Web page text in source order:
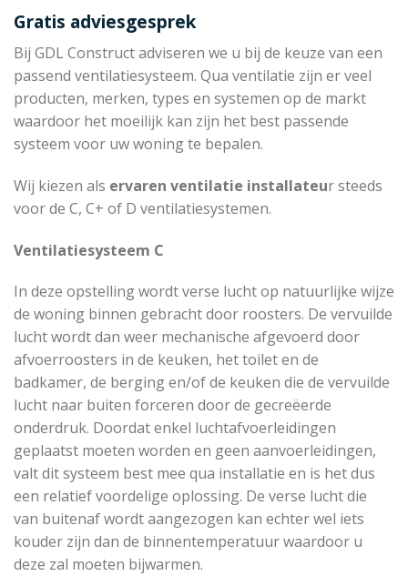
Gratis adviesgesprek
Bij GDL Construct adviseren we u bij de keuze van een
passend ventilatiesysteem. Qua ventilatie zijn er veel
producten, merken, types en systemen op de markt
waardoor het moeilijk kan zijn het best passende
systeem voor uw woning te bepalen.
Wij kiezen als ervaren ventilatie installateur steeds
voor de C, C+ of D ventilatiesystemen.
Ventilatiesysteem C
In deze opstelling wordt verse lucht op natuurlijke wijze
de woning binnen gebracht door roosters. De vervuilde
lucht wordt dan weer mechanische afgevoerd door
afvoerroosters in de keuken, het toilet en de
badkamer, de berging en/of de keuken die de vervuilde
lucht naar buiten forceren door de gecreëerde
onderdruk. Doordat enkel luchtafvoerleidingen
geplaatst moeten worden en geen aanvoerleidingen,
valt dit systeem best mee qua installatie en is het dus
een relatief voordelige oplossing. De verse lucht die
van buitenaf wordt aangezogen kan echter wel iets
kouder zijn dan de binnentemperatuur waardoor u
deze zal moeten bijwarmen.